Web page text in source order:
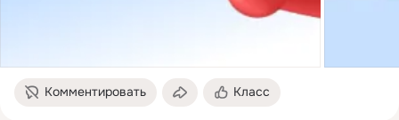
Комментировать Класс